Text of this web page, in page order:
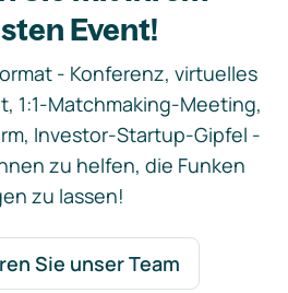
Event!
- Konferenz, virtuelles
1:1-Matchmaking-Meeting,
Investor-Startup-Gipfel -
zu helfen, die Funken
zu lassen!
Sie unser Team